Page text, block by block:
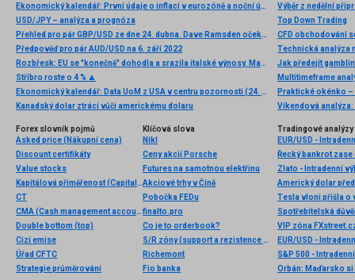
Ekonomický kalendář: První údaje o inflaci v eurozóně a noční údaje z Japonska (10.03.2025)
USD/JPY – analýza a prognóza
Přehled pro pár GBP/USD ze dne 24. dubna. Dave Ramsden očekává zpomalení inflace
Předpověď pro pár AUD/USD na 6. září 2022
Rozbřesk: EU se "konečně" dohodla a srazila italské výnosy. Maďaři dnes zřejmě sníží sazby
Stříbro roste o 4 % 🔼
Ekonomický kalendář: Data UoM z USA v centru pozornosti (24. 4. 2026)
Kanadský dolar ztrácí vůči americkému dolaru
Výběr z nedělní
Top Down Trading
CFD obchodování
Technická analýza
Jak předejít
Multitimeframe
Praktické okénko
Forex slovník pojmů
Asked price (Nákupní cena)
Discount certifikáty
Value stocks
Kapitálová přiměřenost (Capital adequacy)
CT
CMA (Cash management account)
Double bottom (top)
Cizí emise
Úřad CFTC
Strategie průměrování
Klíčová slova
Nikl
Ceny akcií Porsche
Futures na samotnou elektřinu
Akciové trhy v Číně
Pobočka FEDu
finalto.pro
Co je to orderbook?
S/R zóny (support a rezistence zóny)
Richemont
Fio banka
Tradingové analýzy
EUR/USD -
Řecký bankrot zase
Zlato - Intradenní
Americký dolar
Tesla vloni přišla o
EUR/USD -
S&P 500 -